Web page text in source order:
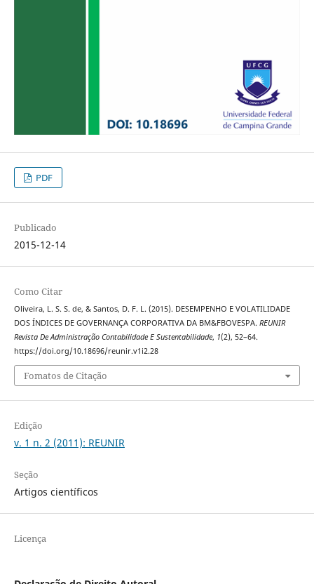
PDF
Publicado
2015-12-14
Como Citar
Oliveira, L. S. S. de, & Santos, D. F. L. (2015). DESEMPENHO E VOLATILIDADE
DOS ÍNDICES DE GOVERNANÇA CORPORATIVA DA BM&FBOVESPA. REUNIR
Revista De Administração Contabilidade E Sustentabilidade, 1(2), 52–64.
https://doi.org/10.18696/reunir.v1i2.28
Fomatos de Citação
Edição
v. 1 n. 2 (2011): REUNIR
Seção
Artigos científicos
Licença